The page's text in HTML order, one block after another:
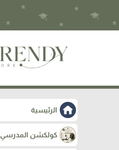
الرئيسية
كولكشن المدرسي 2027